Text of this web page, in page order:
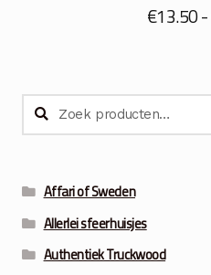
€13.50-
Zoeken
naar:
Zoeken
Affari of Sweden
Allerlei sfeerhuisjes
Authentiek Truckwood